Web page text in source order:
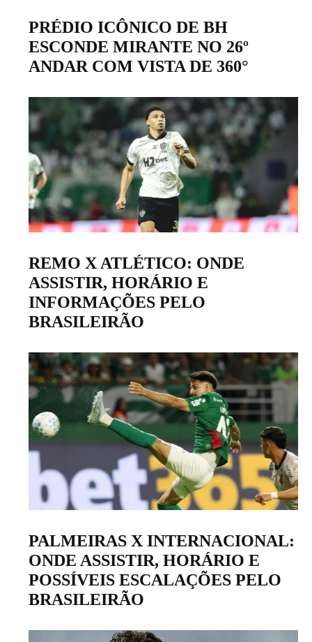
PRÉDIO ICÔNICO DE BH
ESCONDE MIRANTE NO 26º
ANDAR COM VISTA DE 360°
REMO X ATLÉTICO: ONDE
ASSISTIR, HORÁRIO E
INFORMAÇÕES PELO
BRASILEIRÃO
PALMEIRAS X INTERNACIONAL:
ONDE ASSISTIR, HORÁRIO E
POSSÍVEIS ESCALAÇÕES PELO
BRASILEIRÃO